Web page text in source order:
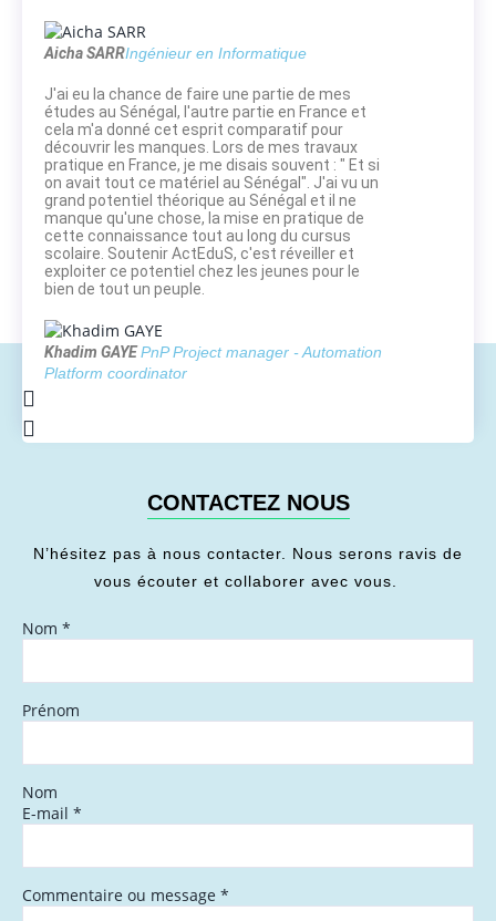
Aicha SARRIngénieur en Informatique
J'ai eu la chance de faire une partie de mes
études au Sénégal, l'autre partie en France et
cela m'a donné cet esprit comparatif pour
découvrir les manques. Lors de mes travaux
pratique en France, je me disais souvent : " Et si
on avait tout ce matériel au Sénégal". J'ai vu un
grand potentiel théorique au Sénégal et il ne
manque qu'une chose, la mise en pratique de
cette connaissance tout au long du cursus
scolaire. Soutenir ActEduS, c'est réveiller et
exploiter ce potentiel chez les jeunes pour le
bien de tout un peuple.
Khadim GAYEPnP Project manager - Automation
Platform coordinator
CONTACTEZ NOUS
N’hésitez pas à nous contacter. Nous serons ravis de
vous écouter et collaborer avec vous.
Nom *
Prénom
Nom
E-mail *
Commentaire ou message *